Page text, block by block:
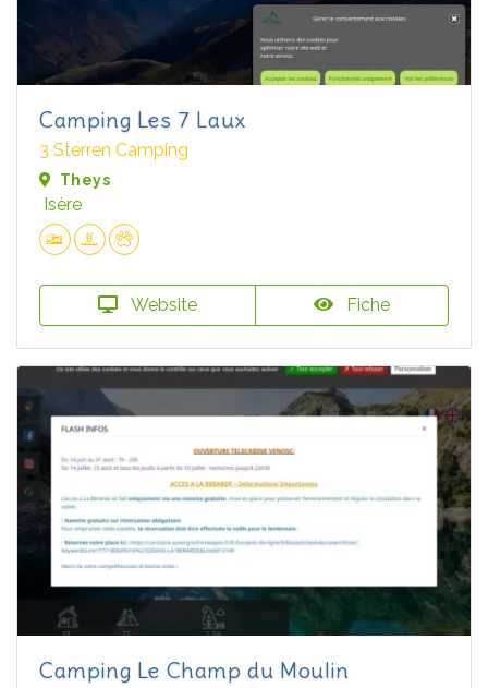
Camping Les 7 Laux
3 Sterren Camping
Theys
Isère
Website Fiche
Camping Le Champ du Moulin